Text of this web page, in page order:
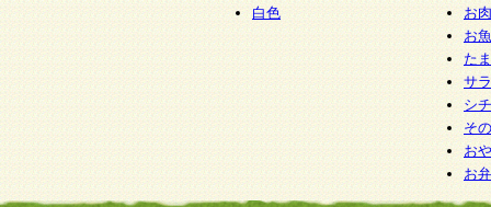
白色
お
お
た
サ
シ
そ
お
お